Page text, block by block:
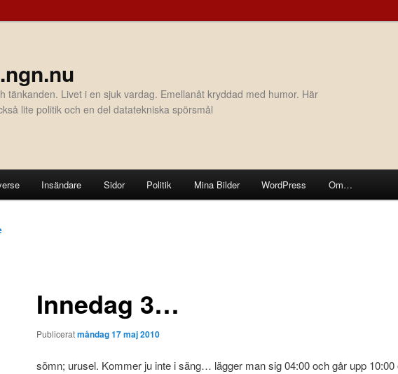
tänkanden. Livet i en sjuk vardag. Emellanåt kryddad med humor. Här
lite politik och en del datatekniska spörsmål
Insändare Sidor Politik Mina Bilder WordPress Om…
Innedag 3…
Publiceratmåndag 17 maj 2010
sömn; urusel. Kommer ju inte i säng… lägger man sig 04:00 och går upp 10:00